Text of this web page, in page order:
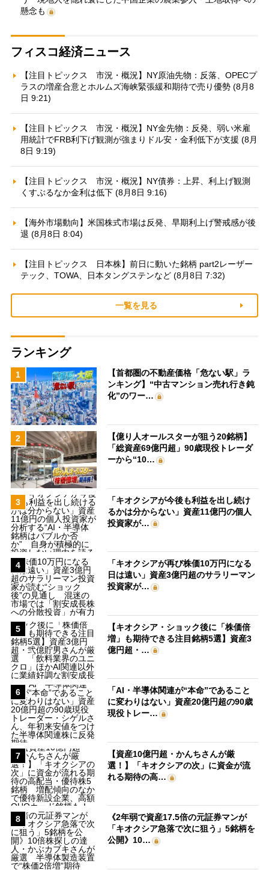
懸念も
フィスコ経済ニュース
【注目トピックス 市況・概況】NY原油先物：反落、OPECプ
ラスの増産合意とホルムズ海峡緊張緩和期待で売り優勢 (8月8
日 9:21)
【注目トピックス 市況・概況】NY金先物：反発、弱い米雇
用統計でFRB利下げ観測が強まりドル安・金利低下が支援 (8月
8日 9:19)
【注目トピックス 市況・概況】NY債券：上昇、利上げ観測
くすぶるなか金利は低下 (8月8日 9:16)
【海外市場動向】米国株式市場は反発、早期利上げ警戒感が後
退 (8月8日 8:04)
【注目トピックス 日本株】前日に動いた銘柄 part2レーザー
テック、TOWA、日本タングステンなど (8月8日 7:32)
一覧を見る
ランキング
1
【首都圏の不動産価格「危ない駅」ラ
ンキング】“中古マンション売れ行き鈍
化”のワー…
2
【億り人オールスターが狙う20銘柄】
「総資産69億円超」90歳現役トレーダ
ーから“10…
3
「キオクシアが今後も利益を出し続け
るかは分からない」資産11億円の個人
投資家が…
4
「キオクシアが再び株価10万円になる
日は遠い」資産3億円超のサラリーマン
投資家が…
5
【キオクシア・ショック後に「株価倍
増」も期待できる注目銘柄5選】資産3
億円超・…
6
「AI・半導体関連が“本命”であること
に変わりはない」資産20億円超の90歳
現役トレー…
7
【資産10億円超・かんちさんが厳
選！】「キオクシアの次」に資金が流
れる期待の高…
8
《2年弱で資産17.5倍の元証券マンが
「キオクシア急落で次に狙う」5銘柄を
公開》10…